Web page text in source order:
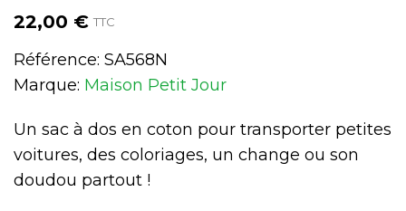
22,00 € TTC
Référence: SA568N
Marque: Maison Petit Jour
Un sac à dos en coton pour transporter petites
voitures, des coloriages, un change ou son
doudou partout !